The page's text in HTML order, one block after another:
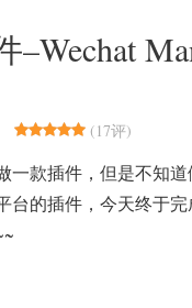
–Wechat
(17评)
一款插件，但是不知
台的插件，今天终于